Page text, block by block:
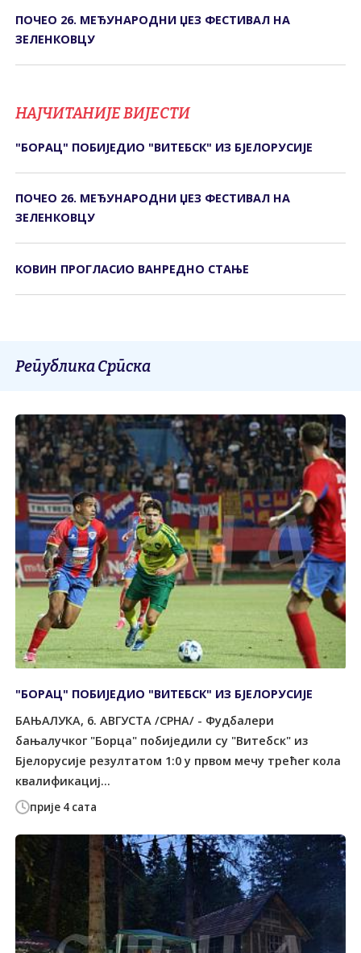
ПОЧЕО 26. МЕЂУНАРОДНИ ЏЕЗ ФЕСТИВАЛ НА
ЗЕЛЕНКОВЦУ
НАЈЧИТАНИЈЕ ВИЈЕСТИ
"БОРАЦ" ПОБИЈЕДИО "ВИТЕБСК" ИЗ БЈЕЛОРУСИЈЕ
ПОЧЕО 26. МЕЂУНАРОДНИ ЏЕЗ ФЕСТИВАЛ НА
ЗЕЛЕНКОВЦУ
КОВИН ПРОГЛАСИО ВАНРЕДНО СТАЊЕ
Република Српска
прије 4 сата
"БОРАЦ" ПОБИЈЕДИО "ВИТЕБСК" ИЗ БЈЕЛОРУСИЈЕ
БАЊАЛУКА, 6. АВГУСТА /СРНА/ - Фудбалери
бањалучког "Борца" побиједили су "Витебск" из
Бјелорусије резултатом 1:0 у првом мечу трећег кола
квалификациј...